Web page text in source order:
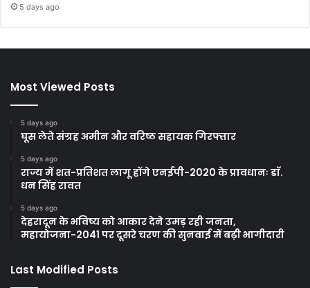
5 days ago
Most Viewed Posts
5 days ago
घूस लेते संग्रह अमीन और वरिष्ठ सहायक गिरफ्तार
5 days ago
राज्य में शत-प्रतिशत लागू होंगे एनईपी-2020 के प्रावधानः डाॅ.
धन सिंह रावत
5 days ago
देहरादून के भविष्य को आकार देने उमड़ रही जनता,
महायोजना-2041 पर दूसरे चरण की सुनवाई में बढ़ी भागीदारी
Last Modified Posts